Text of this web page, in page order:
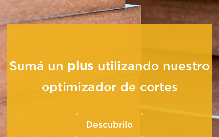
Sumá un plus utilizando nuestro
optimizador de cortes
Descubrilo